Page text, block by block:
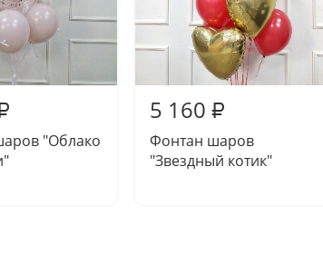
"Облако
5 160 ₽
Фонтан шаров
"Звездный котик"